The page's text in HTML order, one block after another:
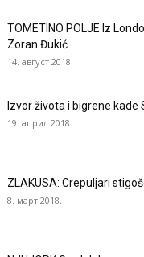
TOMETINO POLJE Iz
Zoran Đukić
14. август 2018.
Izvor života i bigrene kade
19. април 2018.
ZLAKUSA: Crepuljari
8. март 2018.